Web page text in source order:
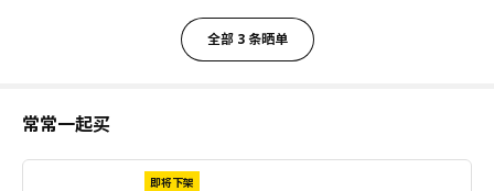
全部 3 条晒单
常常一起买
即将下架